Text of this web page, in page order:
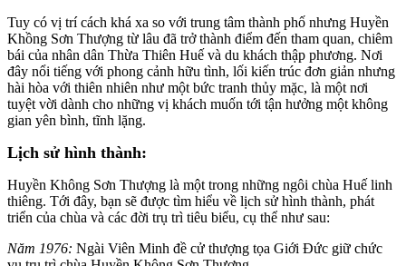
Tuy có vị trí cách khá xa so với trung tâm thành phố nhưng Huyền
Khồng Sơn Thượng từ lâu đã trở thành điểm đến tham quan, chiêm
bái của nhân dân Thừa Thiên Huế và du khách thập phương. Nơi
đây nổi tiếng với phong cảnh hữu tình, lối kiến trúc đơn giản nhưng
hài hòa với thiên nhiên như một bức tranh thủy mặc, là một nơi
tuyệt vời dành cho những vị khách muốn tới tận hưởng một không
gian yên bình, tĩnh lặng.
Lịch sử hình thành:
Huyền Không Sơn Thượng là một trong những ngôi chùa Huế linh
thiêng. Tới đây, bạn sẽ được tìm hiểu về lịch sử hình thành, phát
triển của chùa và các đời trụ trì tiêu biểu, cụ thể như sau:
Năm 1976: Ngài Viên Minh đề cử thượng tọa Giới Đức giữ chức